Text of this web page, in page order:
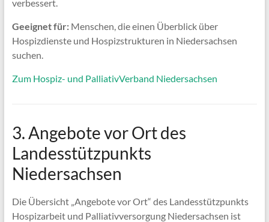
verbessert.
Geeignet für:Menschen, die einen Überblick über
Hospizdienste und Hospizstrukturen in Niedersachsen
suchen.
Zum Hospiz- und PalliativVerband Niedersachsen
3. Angebote vor Ort des
Landesstützpunkts
Niedersachsen
Die Übersicht „Angebote vor Ort“ des Landesstützpunkts
Hospizarbeit und Palliativversorgung Niedersachsen ist